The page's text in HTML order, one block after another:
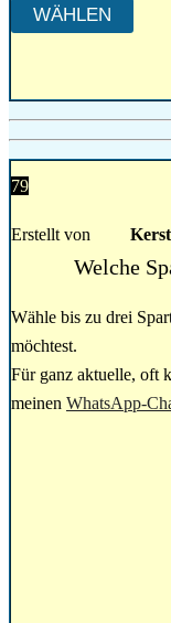
79
Erstellt von
Welche
Wähle bis zu drei
möchtest.
Für ganz aktuelle, oft
meinen WhatsApp-